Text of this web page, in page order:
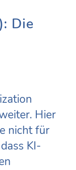
Die
Hier
nicht für
KI-